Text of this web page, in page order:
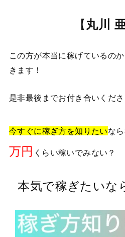
【丸川
この方が本当に稼げているの
きます！
是非最後までお付き合いくだ
今すぐに稼ぎ方を知りたいな
万円 くらい稼いでみない？
本気で稼ぎたいな